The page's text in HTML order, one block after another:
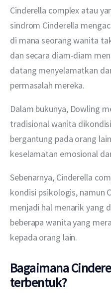
Cinderella complex atau
sindrom Cinderella
di mana seorang wanita
dan secara diam-diam
datang menyelamatkan
permasalah mereka.
Dalam bukunya, Dowling
tradisional wanita
bergantung pada orang
keselamatan emosional
Sebenarnya, Cinderella
kondisi psikologis, namun
menjadi hal menarik yang
beberapa wanita yang
kepada orang lain.
Bagaimana
terbentuk?